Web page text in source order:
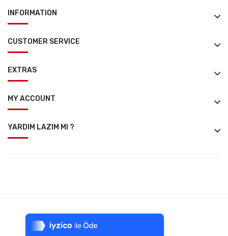
7/24 Canlı Destek
%100 Sorunsuz Alışveriş
INFORMATION
CUSTOMER SERVICE
EXTRAS
MY ACCOUNT
YARDIM LAZIM MI ?
Atölye Gülen Çanta © 2026